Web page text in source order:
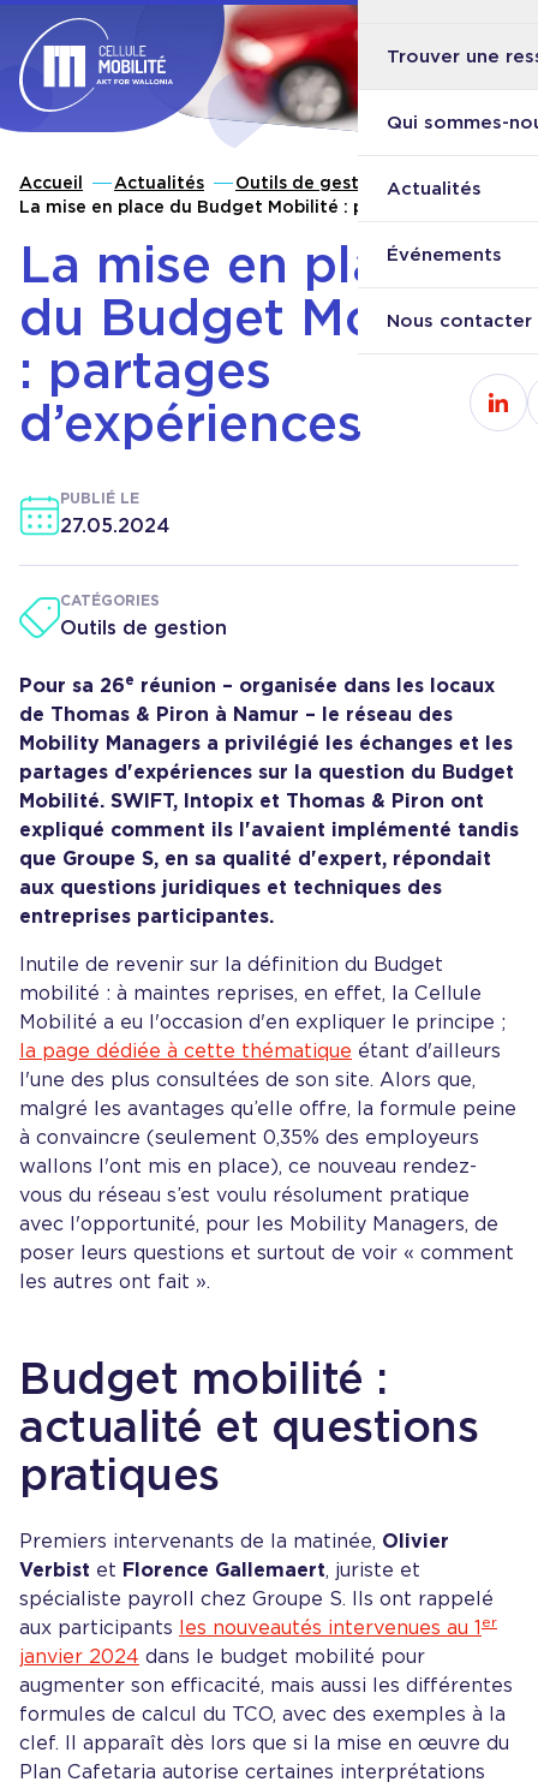
Retour à l'accueil
Trouver une
Qui sommes-
Actualités
Événements
Nous contacter
Accueil Actualités
Outils de gestion
La mise en place du Budget Mobilité : partages
La mise en place
du Budget Mobilité
: partages
d’expériences
PUBLIÉ LE
27.05.2024
CATÉGORIES
Outils de gestion
Pour sa 26e réunion – organisée dans les locaux
de Thomas & Piron à Namur – le réseau des
Mobility Managers a privilégié les échanges et les
partages d'expériences sur la question du Budget
Mobilité. SWIFT, Intopix et Thomas & Piron ont
expliqué comment ils l'avaient implémenté tandis
que Groupe S, en sa qualité d'expert, répondait
aux questions juridiques et techniques des
entreprises participantes.
Inutile de revenir sur la définition du Budget
mobilité : à maintes reprises, en effet, la Cellule
Mobilité a eu l'occasion d'en expliquer le principe ;
la page dédiée à cette thématique étant d'ailleurs
l'une des plus consultées de son site. Alors que,
malgré les avantages qu’elle offre, la formule peine
à convaincre (seulement 0,35% des employeurs
wallons l'ont mis en place), ce nouveau rendez-
vous du réseau s’est voulu résolument pratique
avec l'opportunité, pour les Mobility Managers, de
poser leurs questions et surtout de voir « comment
les autres ont fait ».
Budget mobilité :
actualité et questions
pratiques
Premiers intervenants de la matinée, Olivier
Verbist et Florence Gallemaert, juriste et
spécialiste payroll chez Groupe S. Ils ont rappelé
aux participants les nouveautés intervenues au 1 er
janvier 2024 dans le budget mobilité pour
augmenter son efficacité, mais aussi les différentes
formules de calcul du TCO, avec des exemples à la
clef. Il apparaît dès lors que si la mise en œuvre du
Plan Cafetaria autorise certaines interprétations